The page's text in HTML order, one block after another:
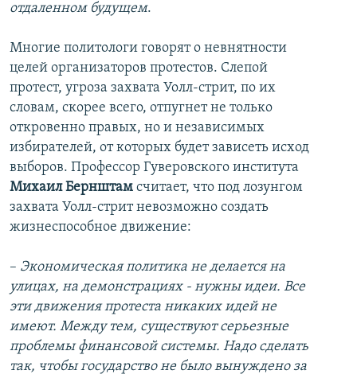
отдаленном будущем.
Многие политологи говорят о невнятности
целей организаторов протестов. Слепой
протест, угроза захвата Уолл-стрит, по их
словам, скорее всего, отпугнет не только
откровенно правых, но и независимых
избирателей, от которых будет зависеть исход
выборов. Профессор Гуверовского института
Михаил Бернштам считает, что под лозунгом
захвата Уолл-стрит невозможно создать
жизнеспособное движение:
– Экономическая политика не делается на
улицах, на демонстрациях - нужны идеи. Все
эти движения протеста никаких идей не
имеют. Между тем, существуют серьезные
проблемы финансовой системы. Надо сделать
так, чтобы государство не было вынуждено за